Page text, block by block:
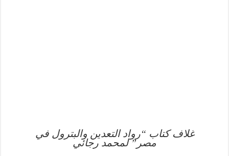
غلاف كتاب “رواد التعدين والبترول في
مصر” لمحمد رجائي